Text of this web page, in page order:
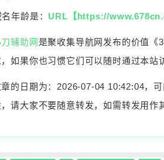
年龄是： URL【https://
辅助网是聚收集导航网发布的价值《3
如果你也习惯它们可以随时通过本站
的日期为：2026-07-04 10:42:04，
请大家不要随意转发，如需转发用